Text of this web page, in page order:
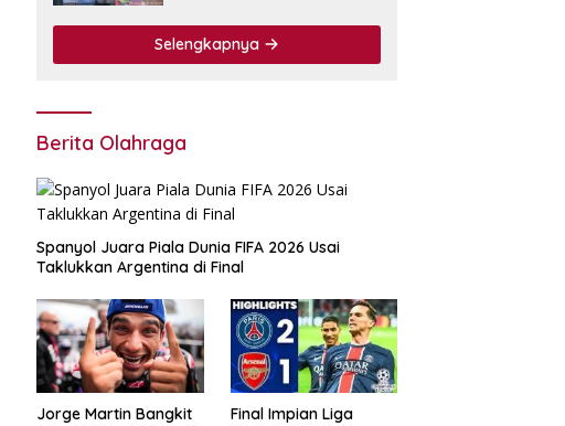
Pabukoan
Selengkapnya
Berita Olahraga
Spanyol Juara Piala Dunia FIFA 2026 Usai
Taklukkan Argentina di Final
Jorge Martin Bangkit
Final Impian Liga